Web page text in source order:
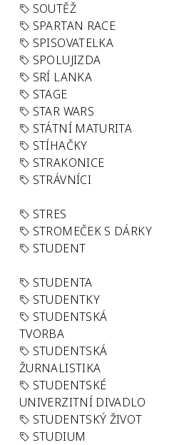
SOUTĚŽ
SPARTAN RACE
SPISOVATELKA
SPOLUJIZDA
SRÍ LANKA
STAGE
STAR WARS
STÁTNÍ MATURITA
STÍHAČKY
STRAKONICE
STRÁVNÍCI
STRES
STROMEČEK S DÁRKY
STUDENT
STUDENTA
STUDENTKY
STUDENTSKÁ
TVORBA
STUDENTSKÁ
ŽURNALISTIKA
STUDENTSKÉ
UNIVERZITNÍ DIVADLO
STUDENTSKÝ ŽIVOT
STUDIUM